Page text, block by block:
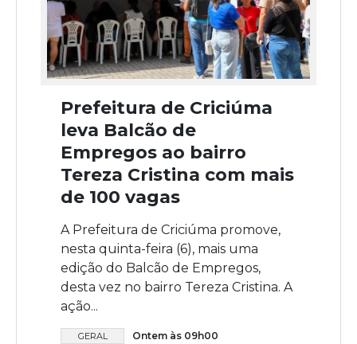
Prefeitura de Criciúma
leva Balcão de
Empregos ao bairro
Tereza Cristina com mais
de 100 vagas
A Prefeitura de Criciúma promove,
nesta quinta-feira (6), mais uma
edição do Balcão de Empregos,
desta vez no bairro Tereza Cristina. A
ação...
GERAL Ontem às 09h00